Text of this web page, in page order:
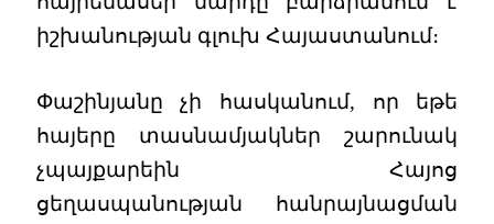
իշխանության գլուխ Հայաստանում։
Փաշինյանը չի հասկանում, որ եթե
հայերը տասնամյակներ շարունակ
չպայքարեին Հայոց
ցեղասպանության հանրայնացման